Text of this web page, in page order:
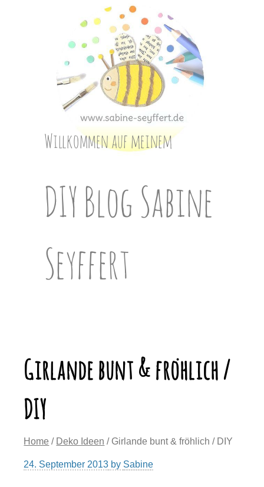
Willkommen auf meinem
DIY Blog Sabine
Seyffert
Girlande bunt & fröhlich /
DIY
Home / Deko Ideen / Girlande bunt & fröhlich / DIY
24. September 2013 by Sabine